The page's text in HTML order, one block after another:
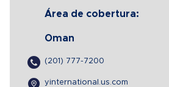
Área de cobertura:
Oman
(201) 777-7200
yinternational.us.com